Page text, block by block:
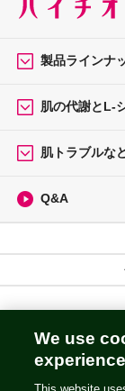
製品ラインナ
肌の代謝とL-
肌トラブルな
Q&A
We use
experience